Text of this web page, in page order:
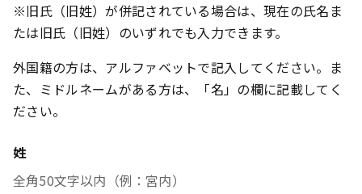
※旧氏（旧姓）が併記されている場合は、現在の氏名ま
たは旧氏（旧姓）のいずれでも入力できます。
外国籍の方は、アルファベットで記入してください。ま
た、ミドルネームがある方は、「名」の欄に記載してく
ださい。
姓
全角50文字以内（例：宮内）